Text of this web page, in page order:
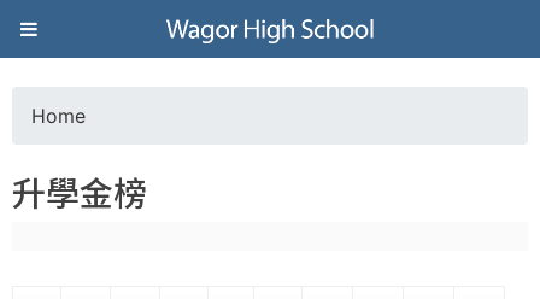
Jump to navigation
葳
格
高
o
Home
升學金榜